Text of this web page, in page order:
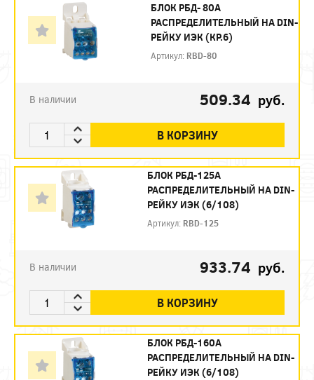
БЛОК РБД- 80А
РАСПРЕДЕЛИТЕЛЬНЫЙ НА DIN-
РЕЙКУ ИЭК (КР.6)
Артикул: RBD-80
В наличии 509.34 руб.
В КОРЗИНУ
БЛОК РБД-125А
РАСПРЕДЕЛИТЕЛЬНЫЙ НА DIN-
РЕЙКУ ИЭК (6/108)
Артикул: RBD-125
В наличии 933.74 руб.
В КОРЗИНУ
БЛОК РБД-160А
РАСПРЕДЕЛИТЕЛЬНЫЙ НА DIN-
РЕЙКУ ИЭК (6/108)